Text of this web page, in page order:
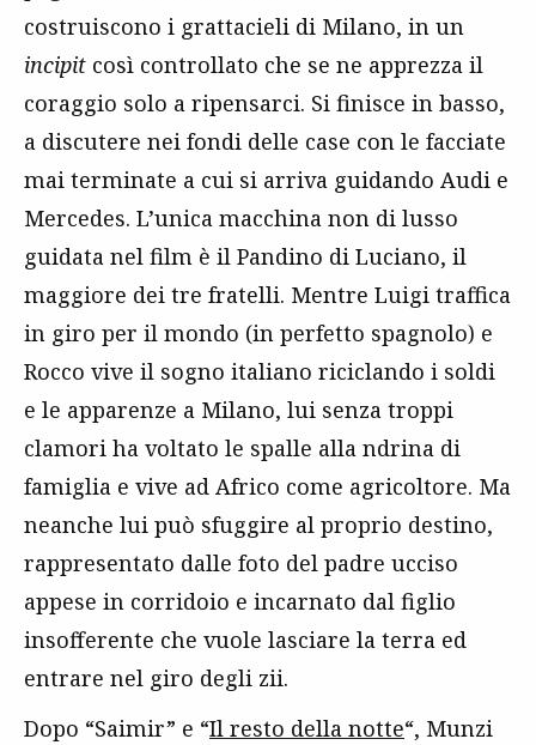
costruiscono i grattacieli di Milano, in un
incipit così controllato che se ne apprezza il
coraggio solo a ripensarci. Si finisce in basso,
a discutere nei fondi delle case con le facciate
mai terminate a cui si arriva guidando Audi e
Mercedes. L’unica macchina non di lusso
guidata nel film è il Pandino di Luciano, il
maggiore dei tre fratelli. Mentre Luigi traffica
in giro per il mondo (in perfetto spagnolo) e
Rocco vive il sogno italiano riciclando i soldi
e le apparenze a Milano, lui senza troppi
clamori ha voltato le spalle alla ndrina di
famiglia e vive ad Africo come agricoltore. Ma
neanche lui può sfuggire al proprio destino,
rappresentato dalle foto del padre ucciso
appese in corridoio e incarnato dal figlio
insofferente che vuole lasciare la terra ed
entrare nel giro degli zii.
Dopo “Saimir” e “Il resto della notte“, Munzi